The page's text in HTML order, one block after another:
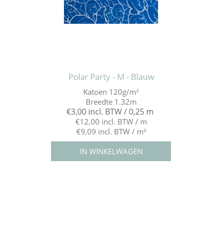
Polar Party - M - Blauw
Katoen 120g/m²
Breedte 1.32m
€3,00 incl. BTW / 0,25 m
€12,00 incl. BTW / m
€9,09 incl. BTW / m²